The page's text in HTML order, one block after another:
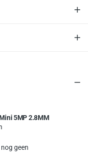
5MP 2.8MM
geen